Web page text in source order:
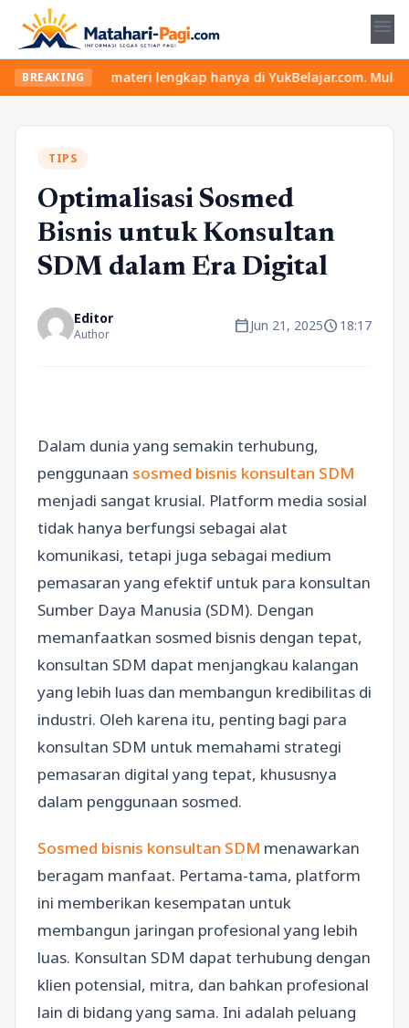
menu
BREAKING
dan materi lengkap hanya di YukBelajar.com. Mulai
TIPS
Optimalisasi Sosmed
Bisnis untuk Konsultan
SDM dalam Era Digital
Editor
Author calendar_todayJun 21, 2025schedule18:17
Dalam dunia yang semakin terhubung,
penggunaan sosmed bisnis konsultan SDM
menjadi sangat krusial. Platform media sosial
tidak hanya berfungsi sebagai alat
komunikasi, tetapi juga sebagai medium
pemasaran yang efektif untuk para konsultan
Sumber Daya Manusia (SDM). Dengan
memanfaatkan sosmed bisnis dengan tepat,
konsultan SDM dapat menjangkau kalangan
yang lebih luas dan membangun kredibilitas di
industri. Oleh karena itu, penting bagi para
konsultan SDM untuk memahami strategi
pemasaran digital yang tepat, khususnya
dalam penggunaan sosmed.
Sosmed bisnis konsultan SDM menawarkan
beragam manfaat. Pertama-tama, platform
ini memberikan kesempatan untuk
membangun jaringan profesional yang lebih
luas. Konsultan SDM dapat terhubung dengan
klien potensial, mitra, dan bahkan profesional
lain di bidang yang sama. Ini adalah peluang